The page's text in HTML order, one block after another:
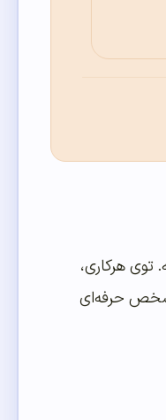
هرکاری،
شخص حرفه‌ای